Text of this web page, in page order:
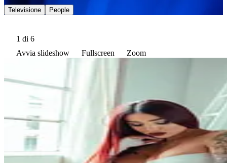
Televisione People
1 di 6
Avvia slideshow
Fullscreen Zoom